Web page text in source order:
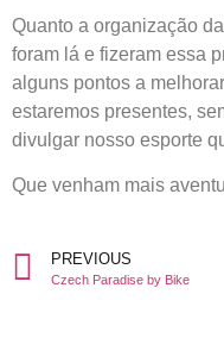
Quanto a organização
foram lá e fizeram essa
alguns pontos a
estaremos presentes,
divulgar nosso esporte
Que venham mais
PREVIOUS
Czech Paradise by Bike